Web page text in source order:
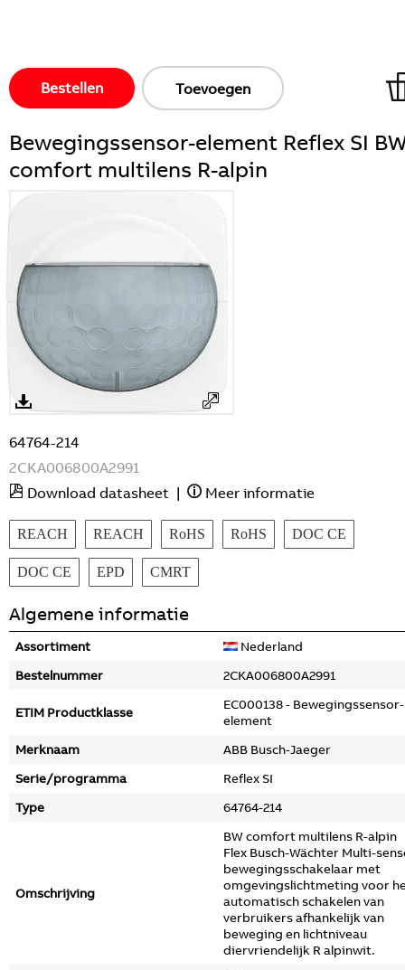
Bestellen Toevoegen
Bewegingssensor-element Reflex SI
comfort multilens R-alpin
64764-214
2CKA006800A2991
Download datasheet | Meer informatie
REACH REACH RoHS RoHS DOC CE
DOC CE EPD CMRT
Algemene informatie
Assortiment
Nederland
Bestelnummer
2CKA006800A2991
ETIM Productklasse
EC000138 - Bewegingssensor-
element
Merknaam
ABB Busch-Jaeger
Serie/programma
Reflex SI
Type
64764-214
Omschrijving
BW comfort multilens R-alpin
Flex Busch-Wächter Multi-
bewegingsschakelaar met
omgevingslichtmeting voor
automatisch schakelen van
verbruikers afhankelijk van
beweging en lichtniveau
diervriendelijk R alpinwit.